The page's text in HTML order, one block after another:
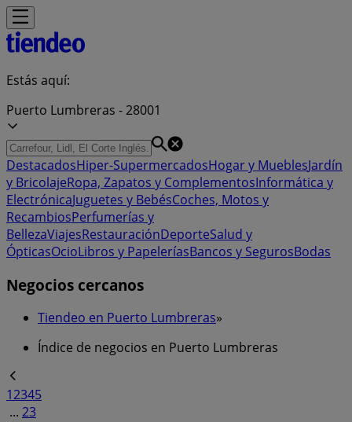
Estás aquí:
Puerto Lumbreras - 28001
DestacadosHiper-SupermercadosHogar y MueblesJardín
y BricolajeRopa, Zapatos y ComplementosInformática y
ElectrónicaJuguetes y BebésCoches, Motos y
RecambiosPerfumerías y
BellezaViajesRestauraciónDeporteSalud y
ÓpticasOcioLibros y PapeleríasBancos y SegurosBodas
Negocios cercanos
Tiendeo en Puerto Lumbreras»
Índice de negocios en Puerto Lumbreras
12345
... 23